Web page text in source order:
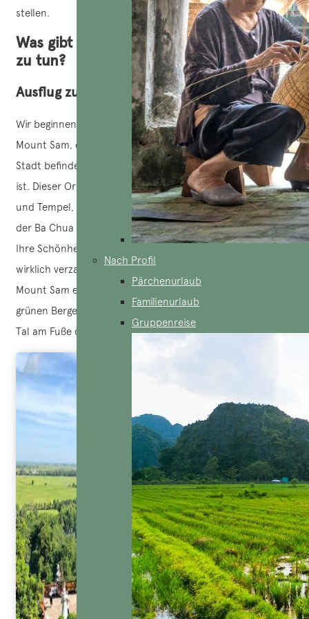
Nach Profil
Pärchenurlaub
Familienurlaub
Gruppenreise
stellen.
Was gibt es in Chau Doc zu sehen und
zu tun?
Ausflug zum Mount Sam
Wir beginnen unseren Ausflug mit einem Besuch des
Mount Sam, der sich etwa sieben Kilometer nördlich der
Stadt befindet und der höchste Berg des Mekong-Deltas
ist. Dieser Ort ist bemerkenswert wegen seiner Pagoden
und Tempel, wie die Tay An Pagode, die alte Hang Pagode,
der Ba Chua Xu Tempel oder der Thoai Ngoc Hau Schrein…
Ihre Schönheit und friedliche Atmosphäre haben uns
wirklich verzaubert. Mit seinen hohen Gipfeln bietet der
Mount Sam ein wildes und majestätisches Panorama mit
grünen Bergen und einem friedlichen Fluss, der durch das
Tal am Fuße des Berges fließt.